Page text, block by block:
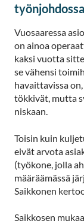
Vuosaaressa
on ainoa
kaksi vuotta
se vähensi
havaittavissa
tökkivät, mutta
niskaan.
Toisin kuin
eivät arvota
(työkone, jolla
määräämässä
Saikkonen
Saikkosen